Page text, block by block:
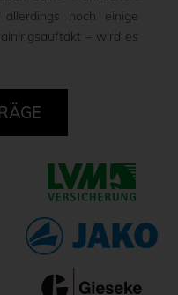
noch einige
– wird es